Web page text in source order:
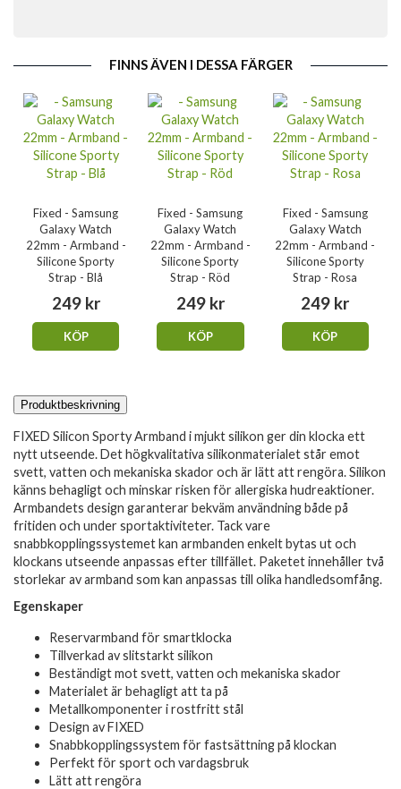
FINNS ÄVEN I DESSA FÄRGER
Fixed - Samsung
Galaxy Watch
22mm - Armband -
Silicone Sporty
Strap - Blå
249 kr
KÖP
Fixed - Samsung
Galaxy Watch
22mm - Armband -
Silicone Sporty
Strap - Röd
249 kr
KÖP
Fixed - Samsung
Galaxy Watch
22mm - Armband -
Silicone Sporty
Strap - Rosa
249 kr
KÖP
Produktbeskrivning
FIXED Silicon Sporty Armband i mjukt silikon ger din klocka ett
nytt utseende. Det högkvalitativa silikonmaterialet står emot
svett, vatten och mekaniska skador och är lätt att rengöra. Silikon
känns behagligt och minskar risken för allergiska hudreaktioner.
Armbandets design garanterar bekväm användning både på
fritiden och under sportaktiviteter. Tack vare
snabbkopplingssystemet kan armbanden enkelt bytas ut och
klockans utseende anpassas efter tillfället. Paketet innehåller två
storlekar av armband som kan anpassas till olika handledsomfång.
Egenskaper
Reservarmband för smartklocka
Tillverkad av slitstarkt silikon
Beständigt mot svett, vatten och mekaniska skador
Materialet är behagligt att ta på
Metallkomponenter i rostfritt stål
Design av FIXED
Snabbkopplingssystem för fastsättning på klockan
Perfekt för sport och vardagsbruk
Lätt att rengöra